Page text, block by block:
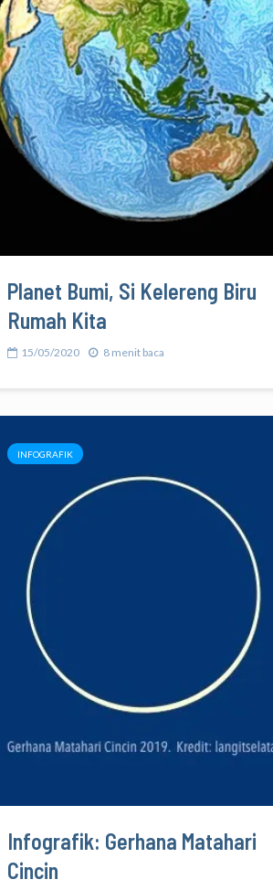
Planet Bumi, Si Kelereng Biru
Rumah Kita
15/05/2020 8 menit baca
INFOGRAFIK
Infografik: Gerhana Matahari
Cincin